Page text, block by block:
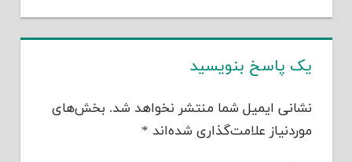
یک پاسخ بنویسید
نشانی ایمیل شما منتشر نخواهد شد. بخش‌های
موردنیاز علامت‌گذاری شده‌اند *